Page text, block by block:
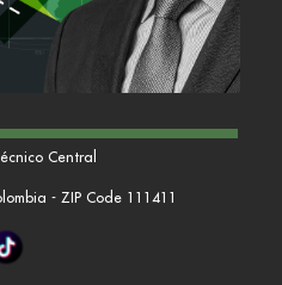
Central
- ZIP Code 111411